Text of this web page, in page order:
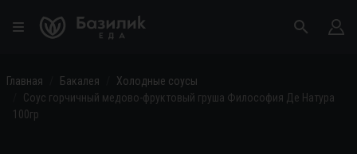
Главная Бакалея
Холодные соусы
Соус горчичный медово-фруктовый груша Философия Де Натура
100гр